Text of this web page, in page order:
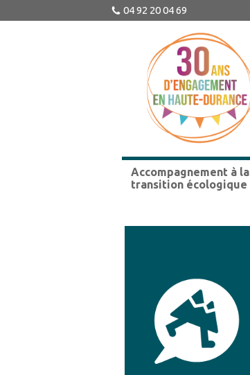
04 92 20 04 69
Accompagnement à la
transition écologique